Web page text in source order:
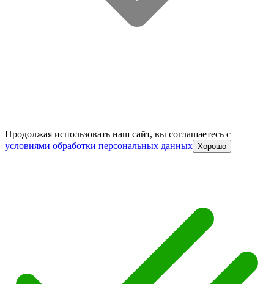
Продолжая использовать наш сайт, вы соглашаетесь c
условиями обработки персональных данных Хорошо